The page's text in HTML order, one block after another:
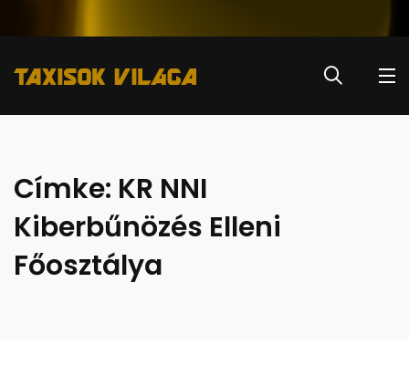
Címke: KR NNI
Kiberbűnözés Elleni
Főosztálya